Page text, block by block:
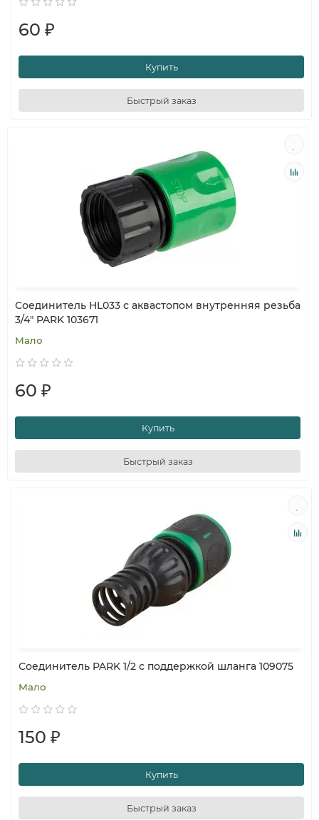
60 ₽
Купить
Быстрый заказ
Соединитель HL033 с аквастопом внутренняя резьба
3/4" PARK 103671
Мало
60 ₽
Купить
Быстрый заказ
Соединитель PARK 1/2 с поддержкой шланга 109075
Мало
150 ₽
Купить
Быстрый заказ